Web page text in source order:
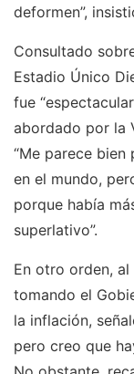
deformen”,
Consultado
Estadio Único
fue
abordado por la
“Me parece bien
en el mundo,
porque había
superlativo”.
En otro orden,
tomando el
la inflación,
pero creo que